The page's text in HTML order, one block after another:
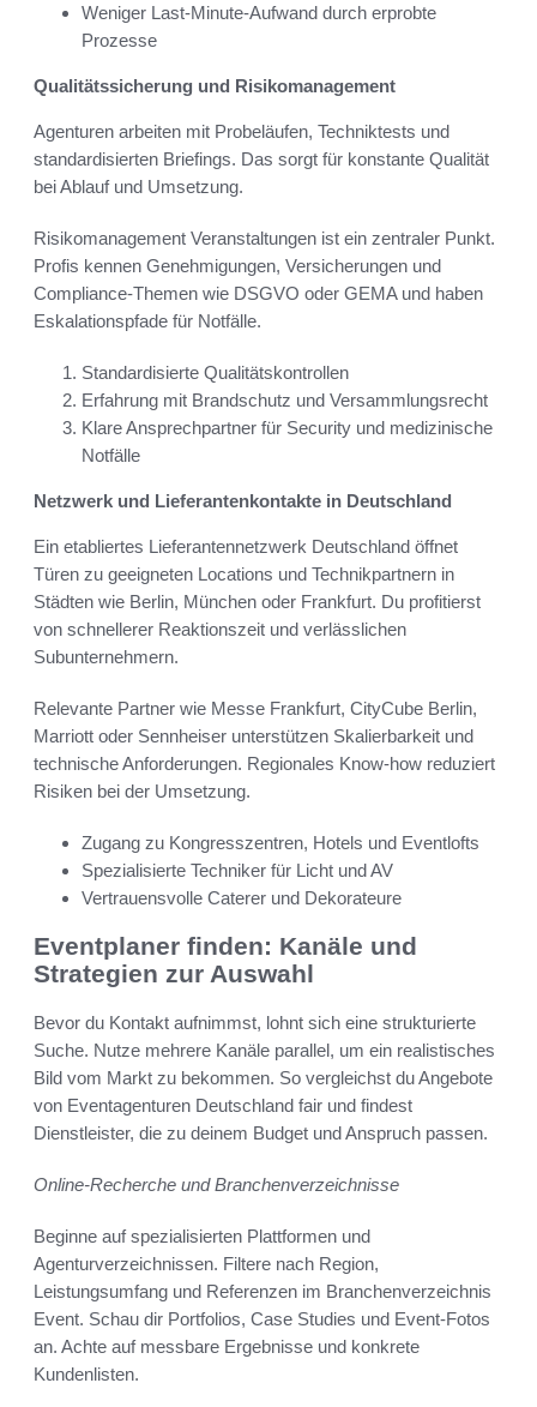
Weniger Last-Minute-Aufwand durch erprobte
Prozesse
Qualitätssicherung und Risikomanagement
Agenturen arbeiten mit Probeläufen, Techniktests und
standardisierten Briefings. Das sorgt für konstante Qualität
bei Ablauf und Umsetzung.
Risikomanagement Veranstaltungen ist ein zentraler Punkt.
Profis kennen Genehmigungen, Versicherungen und
Compliance-Themen wie DSGVO oder GEMA und haben
Eskalationspfade für Notfälle.
Standardisierte Qualitätskontrollen
Erfahrung mit Brandschutz und Versammlungsrecht
Klare Ansprechpartner für Security und medizinische
Notfälle
Netzwerk und Lieferantenkontakte in Deutschland
Ein etabliertes Lieferantennetzwerk Deutschland öffnet
Türen zu geeigneten Locations und Technikpartnern in
Städten wie Berlin, München oder Frankfurt. Du profitierst
von schnellerer Reaktionszeit und verlässlichen
Subunternehmern.
Relevante Partner wie Messe Frankfurt, CityCube Berlin,
Marriott oder Sennheiser unterstützen Skalierbarkeit und
technische Anforderungen. Regionales Know-how reduziert
Risiken bei der Umsetzung.
Zugang zu Kongresszentren, Hotels und Eventlofts
Spezialisierte Techniker für Licht und AV
Vertrauensvolle Caterer und Dekorateure
Eventplaner finden: Kanäle und
Strategien zur Auswahl
Bevor du Kontakt aufnimmst, lohnt sich eine strukturierte
Suche. Nutze mehrere Kanäle parallel, um ein realistisches
Bild vom Markt zu bekommen. So vergleichst du Angebote
von Eventagenturen Deutschland fair und findest
Dienstleister, die zu deinem Budget und Anspruch passen.
Online-Recherche und Branchenverzeichnisse
Beginne auf spezialisierten Plattformen und
Agenturverzeichnissen. Filtere nach Region,
Leistungsumfang und Referenzen im Branchenverzeichnis
Event. Schau dir Portfolios, Case Studies und Event-Fotos
an. Achte auf messbare Ergebnisse und konkrete
Kundenlisten.